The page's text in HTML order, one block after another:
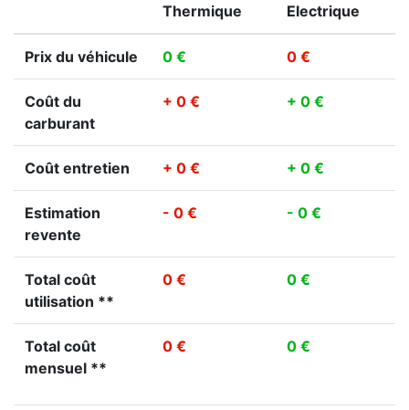
Thermique
Electrique
Prix du véhicule 0 € 0 €
Coût du
carburant
+ 0 € + 0 €
Coût entretien + 0 € + 0 €
Estimation
revente
- 0 € - 0 €
Total coût
utilisation **
0 € 0 €
Total coût
mensuel **
0 € 0 €